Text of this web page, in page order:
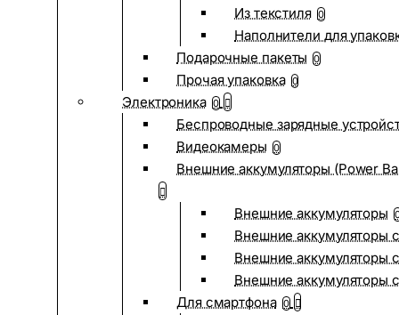
Из текстиля 0
Наполнители для
Подарочные пакеты 0
Прочая упаковка 0
Электроника 0
Беспроводные зарядные
Видеокамеры 0
Внешние аккумуляторы (Power
Внешние аккумуляторы
Внешние аккумуляторы
Внешние аккумуляторы
Внешние аккумуляторы
Для смартфона 0